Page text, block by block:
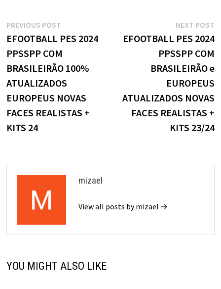
Navegação
de
Post
PREVIOUS POSTPrevious
post:
EFOOTBALL PES 2024
PPSSPP COM
BRASILEIRÃO 100%
ATUALIZADOS
EUROPEUS NOVAS
FACES REALISTAS +
KITS 24
NEXT POST
EFOOTBALL PES 2024
PPSSPP COM
BRASILEIRÃO e
EUROPEUS
ATUALIZADOS NOVAS
FACES REALISTAS +
KITS 23/24
mizael
View all posts by mizael →
YOU MIGHT ALSO LIKE